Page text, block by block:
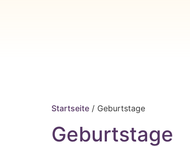
Startseite / Geburtstage
Geburtstage